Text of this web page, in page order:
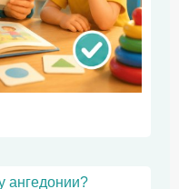
ангедонии?